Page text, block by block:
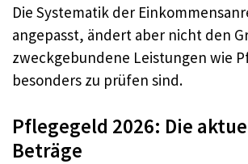
Die Systematik der
angepasst, ändert aber nicht den
zweckgebundene Leistungen wie
besonders zu prüfen sind.
Pflegegeld 2026: Die
Beträge